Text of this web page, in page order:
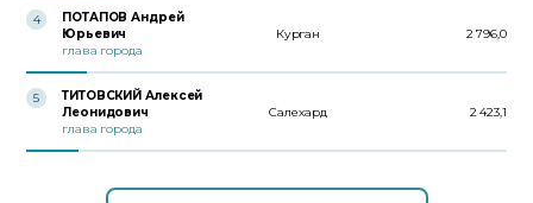
4
ПОТАПОВ Андрей
Юрьевич
глава города
Курган 2 796,0
5
ТИТОВСКИЙ Алексей
Леонидович
глава города
Салехард 2 423,1